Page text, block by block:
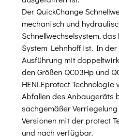
Der QuickChange
mechanisch und
Schnellwechselsystem,
System Lehnhoff ist. In
Ausführung mit
den Größen QC03Hp und
HENLEprotect
Abfallen des Anbaugeräts
sachgemäßer
Versionen mit der protect
und nach verfügbar.